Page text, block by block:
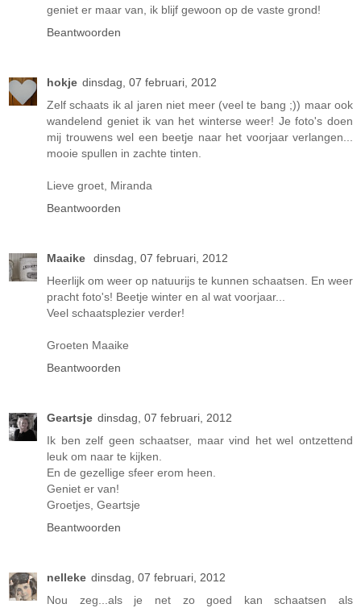
geniet er maar van, ik blijf gewoon op de vaste grond!
Beantwoorden
hokje dinsdag, 07 februari, 2012
Zelf schaats ik al jaren niet meer (veel te bang ;)) maar ook
wandelend geniet ik van het winterse weer! Je foto's doen
mij trouwens wel een beetje naar het voorjaar verlangen...
mooie spullen in zachte tinten.
Lieve groet, Miranda
Beantwoorden
Maaike
dinsdag, 07 februari, 2012
Heerlijk om weer op natuurijs te kunnen schaatsen. En weer
pracht foto's! Beetje winter en al wat voorjaar...
Veel schaatsplezier verder!
Groeten Maaike
Beantwoorden
Geartsje dinsdag, 07 februari, 2012
Ik ben zelf geen schaatser, maar vind het wel ontzettend
leuk om naar te kijken.
En de gezellige sfeer erom heen.
Geniet er van!
Groetjes, Geartsje
Beantwoorden
nelleke dinsdag, 07 februari, 2012
Nou zeg...als je net zo goed kan schaatsen als